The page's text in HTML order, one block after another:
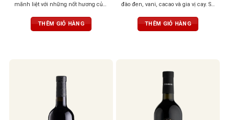
mãnh liệt với những nốt hương của
dâu đen, quả mâm xôi
THÊM GIỎ HÀNG
đào đen, vani, cacao và gia vị cay. Sự
cảm nhận tinh tế của trái cây và các
gia vị khác. Hậu vị phong phú,
THÊM GIỎ HÀNG